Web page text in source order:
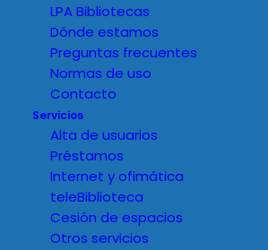
LPA Bibliotecas
Dónde estamos
Preguntas frecuentes
Normas de uso
Contacto
Servicios
Alta de usuarios
Préstamos
Internet y ofimática
teleBiblioteca
Cesión de espacios
Otros servicios